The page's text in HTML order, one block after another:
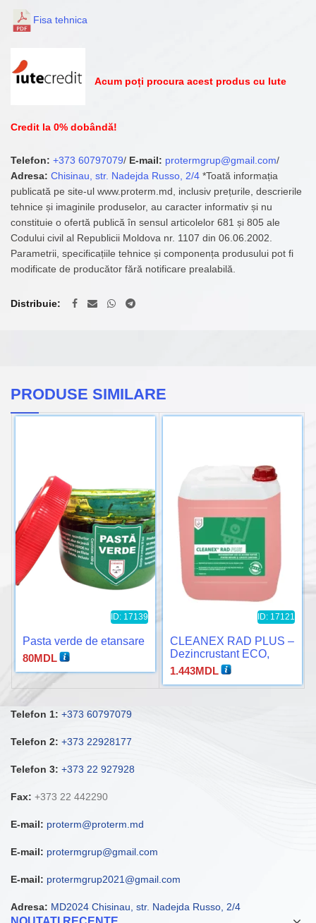
Fisa tehnica
Acum poți procura acest produs cu Iute
Credit la 0% dobândă!
Telefon: +373 60797079/ E-mail: protermgrup@gmail.com/
Adresa: Chisinau, str. Nadejda Russo, 2/4 *Toată informația
publicată pe site-ul www.proterm.md, inclusiv prețurile, descrierile
tehnice și imaginile produselor, au caracter informativ și nu
constituie o ofertă publică în sensul articolelor 681 și 805 ale
Codului civil al Republicii Moldova nr. 1107 din 06.06.2002.
Parametrii, specificațiile tehnice și componența produsului pot fi
modificate de producător fără notificare prealabilă.
Distribuie
PRODUSE SIMILARE
ID: 17139
Pasta verde de etansare
80MDL
ID: 17121
CLEANEX RAD PLUS –
Dezincrustant ECO,
pentru boilere si
1.443MDL
Telefon 1: +373 60797079
Telefon 2: +373 22928177
Telefon 3: +373 22 927928
Fax: +373 22 442290
E-mail: proterm@proterm.md
E-mail: protermgrup@gmail.com
E-mail: protermgrup2021@gmail.com
Adresa: MD2024 Chisinau, str. Nadejda Russo, 2/4